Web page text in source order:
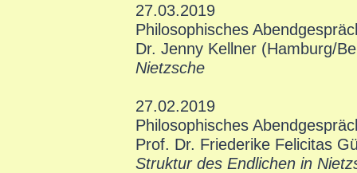
27.03.2019
Philosophisches
Dr. Jenny Kellner (Hamburg/
Nietzsche
27.02.2019
Philosophisches
Prof. Dr. Friederike Felicitas
Struktur des Endlichen in